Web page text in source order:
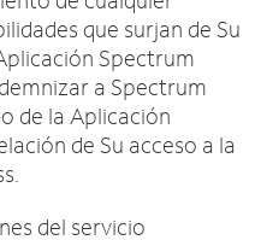
que surjan de Su
Spectrum
a Spectrum
de la Aplicación
de Su acceso a la
del servicio